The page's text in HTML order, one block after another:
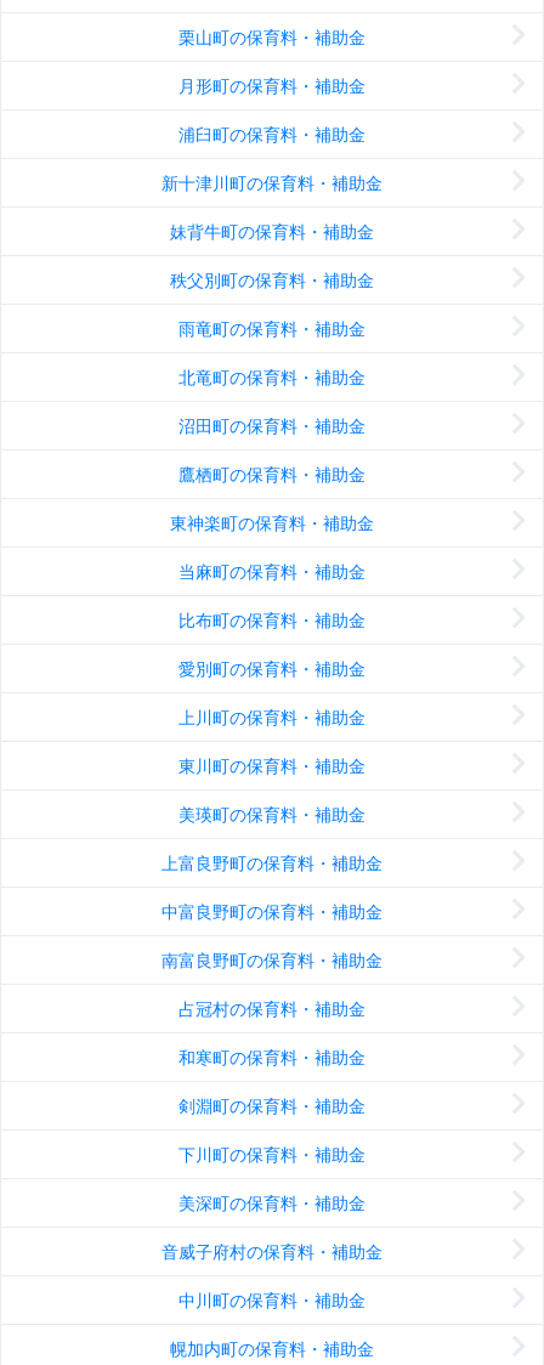
栗山町の保育料・補助金
月形町の保育料・補助金
浦臼町の保育料・補助金
新十津川町の保育料・補助金
妹背牛町の保育料・補助金
秩父別町の保育料・補助金
雨竜町の保育料・補助金
北竜町の保育料・補助金
沼田町の保育料・補助金
鷹栖町の保育料・補助金
東神楽町の保育料・補助金
当麻町の保育料・補助金
比布町の保育料・補助金
愛別町の保育料・補助金
上川町の保育料・補助金
東川町の保育料・補助金
美瑛町の保育料・補助金
上富良野町の保育料・補助金
中富良野町の保育料・補助金
南富良野町の保育料・補助金
占冠村の保育料・補助金
和寒町の保育料・補助金
剣淵町の保育料・補助金
下川町の保育料・補助金
美深町の保育料・補助金
音威子府村の保育料・補助金
中川町の保育料・補助金
幌加内町の保育料・補助金